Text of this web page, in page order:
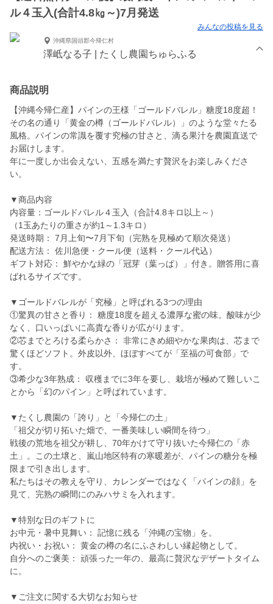
ル４玉入(合計4.8㎏～)7月発送
みんなの投稿を見る
沖縄県国頭郡今帰仁村
澤岻なる子 | たくし農園ちゅらふる
商品説明
【沖縄今帰仁産】パインの王様「ゴールドバレル」糖度18度超！
その名の通り「黄金の樽（ゴールドバレル）」のような堂々たる
風格。パインの常識を覆す究極の甘さと、滴る果汁を農園直送で
お届けします。
年に一度しか出会えない、五感を満たす贅沢をお楽しみくださ
い。
▼商品内容
内容量：ゴールドバレル４玉入（合計4.8キロ以上～）
（1玉あたりの重さが約1～1.3キロ）
発送時期： 7月上旬〜7月下旬（完熟を見極めて順次発送）
配送方法： 佐川急便・クール便（送料・クール代込）
ギフト対応： 鮮やかな緑の「冠芽（葉っぱ）」付き。贈答用に喜
ばれるサイズです。
▼ゴールドバレルが「究極」と呼ばれる3つの理由
①驚異の甘さと香り： 糖度18度を超える濃厚な蜜の味。酸味が少
なく、口いっぱいに高貴な香りが広がります。
②芯までとろける柔らかさ： 非常にきめ細やかな果肉は、芯まで
驚くほどソフト。外皮以外、ほぼすべてが「至福の可食部」で
す。
③希少な3年熟成： 収穫までに3年を要し、栽培が極めて難しいこ
とから「幻のパイン」と呼ばれています。
▼たくし農園の「誇り」と「今帰仁の土」
「祖父が切り拓いた畑で、一番美味しい瞬間を待つ」
戦後の荒地を祖父が耕し、70年かけて守り抜いた今帰仁の「赤
土」。この土壌と、嵐山地区特有の寒暖差が、パインの糖分を極
限まで引き出します。
私たちはその教えを守り、カレンダーではなく「パインの顔」を
見て、完熟の瞬間にのみハサミを入れます。
▼特別な日のギフトに
お中元・暑中見舞い： 記憶に残る「沖縄の宝物」を。
内祝い・お祝い： 黄金の樽の名にふさわしい縁起物として。
自分へのご褒美： 頑張った一年の、最高に贅沢なデザートタイム
に。
▼ご注文に関する大切なお知らせ